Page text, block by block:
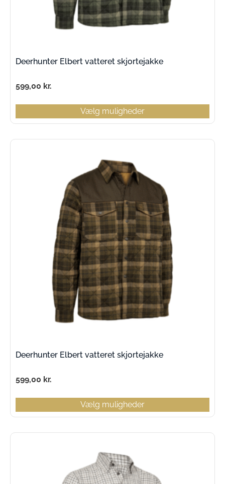
Deerhunter Elbert vatteret skjortejakke
599,00 kr.
Vælg muligheder
Deerhunter Elbert vatteret skjortejakke
599,00 kr.
Vælg muligheder